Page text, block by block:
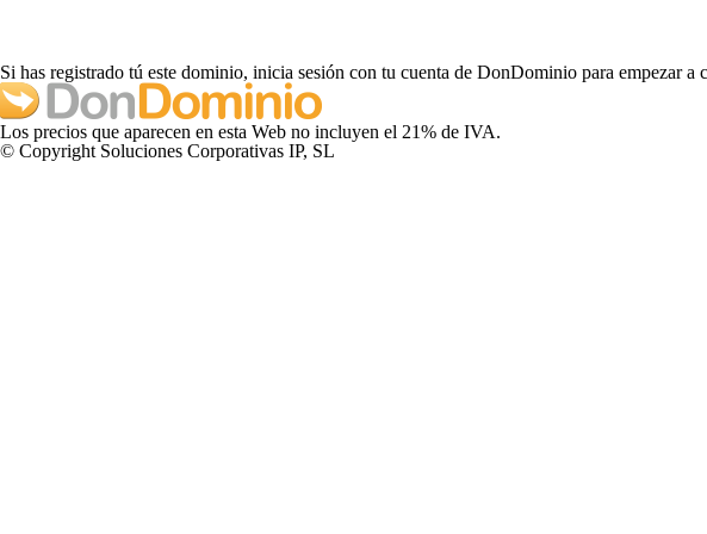
Si has registrado tú este dominio, inicia sesión con tu cuenta de DonDominio para empezar a
Los precios que aparecen en esta Web no incluyen el 21% de IVA.
© Copyright Soluciones Corporativas IP, SL